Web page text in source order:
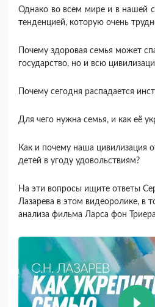
Однако во всем мире и в нашей
тенденцией, которую очень
Почему здоровая семья может
государство, но и всю
Почему сегодня распадается
Для чего нужна семья, и как её
Как и почему наша цивилизация
детей в угоду удовольствиям?
На эти вопросы ищите ответы
Лазарева в этом видеоролике, в
анализа фильма Ларса фон